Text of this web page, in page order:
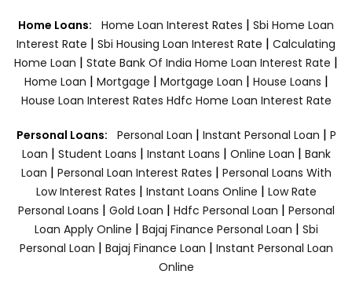
Home Loans: Home Loan Interest Rates | Sbi Home Loan
Interest Rate | Sbi Housing Loan Interest Rate | Calculating
Home Loan | State Bank Of India Home Loan Interest Rate |
Home Loan | Mortgage | Mortgage Loan | House Loans |
House Loan Interest Rates Hdfc Home Loan Interest Rate
Personal Loans: Personal Loan | Instant Personal Loan | P
Loan | Student Loans | Instant Loans | Online Loan | Bank
Loan | Personal Loan Interest Rates | Personal Loans With
Low Interest Rates | Instant Loans Online | Low Rate
Personal Loans | Gold Loan | Hdfc Personal Loan | Personal
Loan Apply Online | Bajaj Finance Personal Loan | Sbi
Personal Loan | Bajaj Finance Loan | Instant Personal Loan
Online